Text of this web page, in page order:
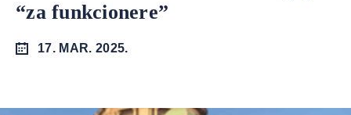
“za funkcionere”
17. MAR. 2025.